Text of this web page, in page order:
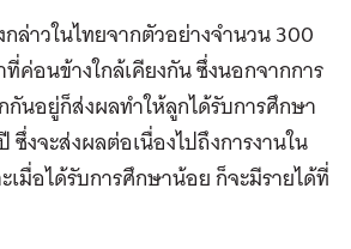
ล่าวในไทยจากตัวอย่างจำนวน 300
ค่อนข้างใกล้เคียงกัน ซึ่งนอกจากการ
กันอยู่ก็ส่งผลทำให้ลูกได้รับการศึกษา
งจะส่งผลต่อเนื่องไปถึงการงานใน
เมื่อได้รับการศึกษาน้อย ก็จะมีรายได้ที่